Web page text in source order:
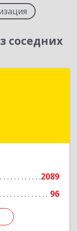
соседних
2089
96
ул,
Подробнее